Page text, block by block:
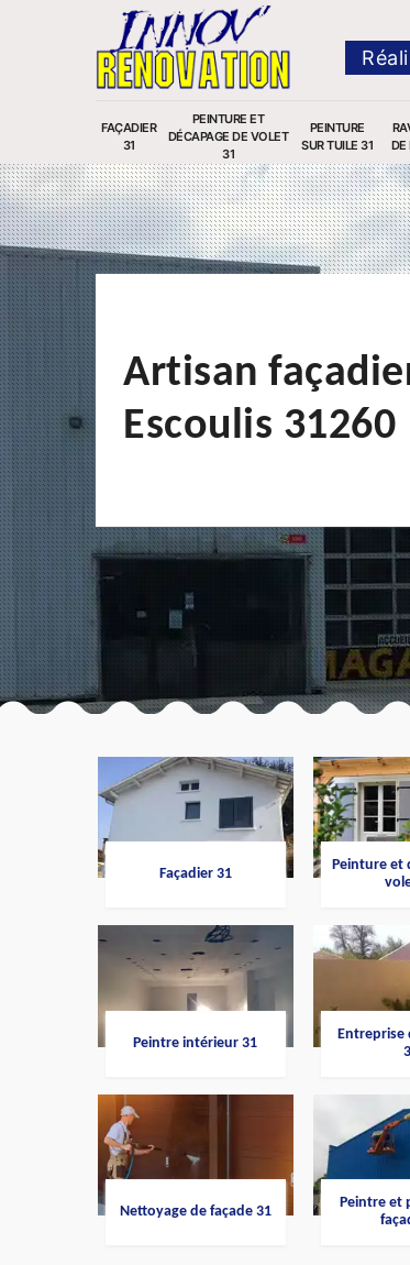
FAÇADIER
31
PEINTURE ET
DÉCAPAGE DE VOLET
31
PEINTURE
SUR TUILE 31
DE
Artisan
Escoulis 31260
Façadier 31
Peinture et
Peintre intérieur 31
Entreprise
Nettoyage de façade 31
Peintre et